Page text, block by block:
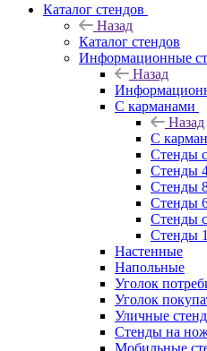
Каталог стендов
Назад
Каталог стендов
Информационные
Назад
С карманами
Назад
С
Стенды
Стенды
Стенды
Стенды
Стенды
Стенды
Настенные
Напольные
Уголок
Уголок
Уличные
Стенды на
Мобильные